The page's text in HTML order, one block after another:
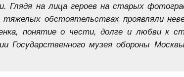
Глядя на лица героев на старых
обстоятельствах проявляли
понятие о чести, долге и любви к
Государственного музея обороны